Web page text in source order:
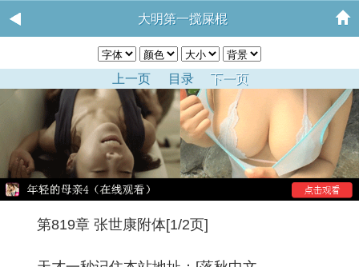
大明第一搅屎棍
上一页 目录 下一页
第819章 张世康附体[1/2页]